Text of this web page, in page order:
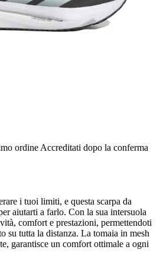
ordine Accreditati dopo la conferma
i tuoi limiti, e questa scarpa da
aiutarti a farlo. Con la sua intersuola
comfort e prestazioni, permettendoti
su tutta la distanza. La tomaia in mesh
garantisce un comfort ottimale a ogni